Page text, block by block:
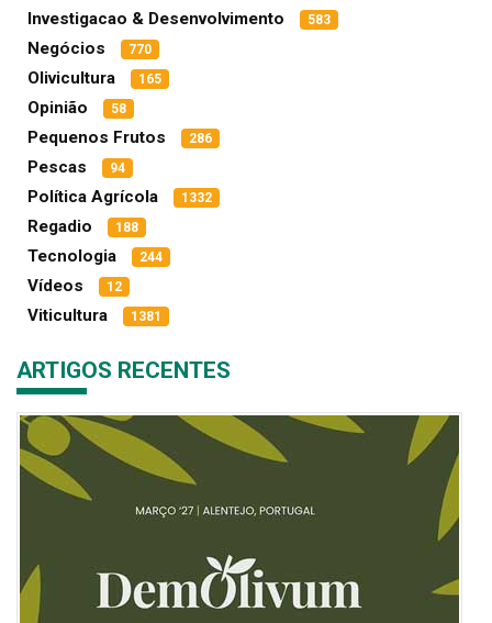
Investigacao & Desenvolvimento 583
Negócios 770
Olivicultura 165
Opinião 58
Pequenos Frutos 286
Pescas 94
Política Agrícola 1332
Regadio 188
Tecnologia 244
Vídeos 12
Viticultura 1381
ARTIGOS RECENTES